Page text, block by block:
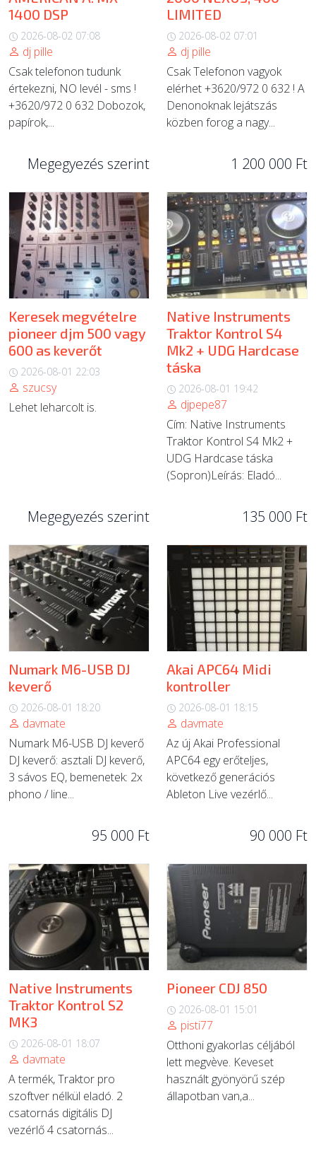
1400 DSP
2026-08-02 07:08
dj pille
Csak telefonon tudunk
értekezni, NO levél - sms !
+3620/972 0 632 Dobozok,
papírok,...
Megegyezés szerint
LIMITED
2026-08-02 07:01
dj pille
Csak Telefonon vagyok
elérhet +3620/972 0 632 ! A
Denonoknak lejátszás
közben forog a nagy...
1 200 000 Ft
Keresek megvételre
pioneer djm 500 vagy
600 as keverőt
2026-08-01 22:03
szucsy
Lehet leharcolt is.
Megegyezés szerint
Native Instruments
Traktor Kontrol S4
Mk2 + UDG Hardcase
táska
2026-08-01 19:42
djpepe87
Cím: Native Instruments
Traktor Kontrol S4 Mk2 +
UDG Hardcase táska
(Sopron) ​Leírás: Eladó...
135 000 Ft
Numark M6-USB DJ
keverő
2026-08-01 18:20
davmate
Numark M6-USB DJ keverő
DJ keverő: asztali DJ keverő,
3 sávos EQ, bemenetek: 2x
phono / line...
95 000 Ft
Akai APC64 Midi
kontroller
2026-08-01 18:15
davmate
Az új Akai Professional
APC64 egy erőteljes,
következő generációs
Ableton Live vezérlő...
90 000 Ft
Native Instruments
Traktor Kontrol S2
MK3
2026-08-01 18:07
davmate
A termék, Traktor pro
szoftver nélkül eladó. 2
csatornás digitális DJ
vezérlő 4 csatornás...
Pioneer CDJ 850
2026-08-01 15:01
pisti77
Otthoni gyakorlas céljából
lett megvève. Keveset
használt gyönyörű szép
állapotban van,a...